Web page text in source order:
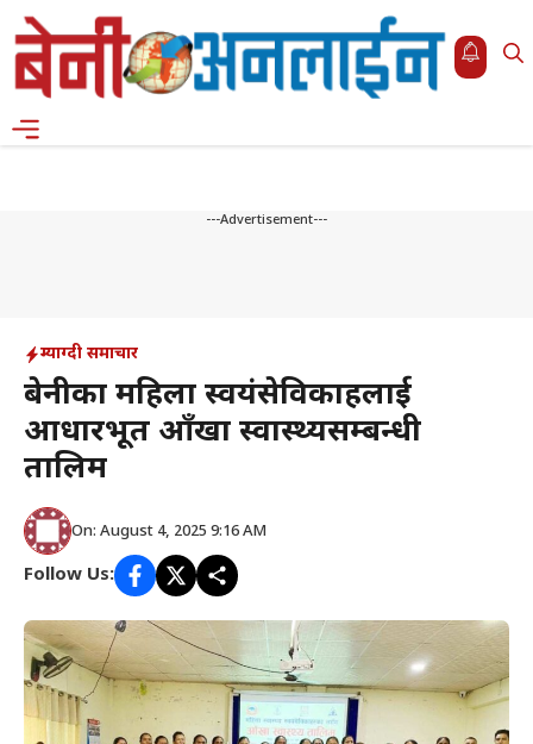
Skip
to
content
---Advertisement---
म्याग्दी समाचार
बेनीका महिला स्वयंसेविकाहरुलाई
आधारभूत आँखा स्वास्थ्यसम्बन्धी
तालिम
On: August 4, 2025 9:16 AM
Follow Us: